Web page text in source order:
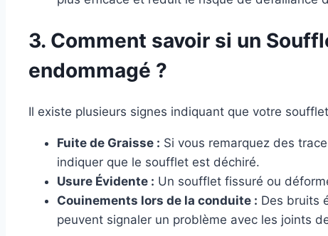
3. Comment savoir si un
endommagé ?
Il existe plusieurs signes indiquant que votre
Fuite de Graisse : Si vous remarquez des
indiquer que le soufflet est déchiré.
Usure Évidente : Un soufflet fissuré ou
Couinements lors de la conduite : Des bruits
peuvent signaler un problème avec les joints